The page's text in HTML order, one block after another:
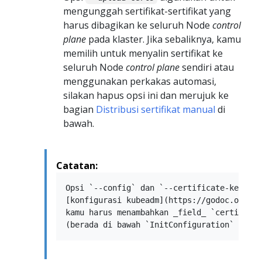
mengunggah sertifikat-sertifikat yang
harus dibagikan ke seluruh Node control
plane pada klaster. Jika sebaliknya, kamu
memilih untuk menyalin sertifikat ke
seluruh Node control planesendiri atau
menggunakan perkakas automasi,
silakan hapus opsi ini dan merujuk ke
bagian Distribusi sertifikat manual di
bawah.
Catatan:
Opsi `--config` dan `--certificate-key`
[konfigurasi kubeadm](https://godoc.org/
kamu harus menambahkan _field_